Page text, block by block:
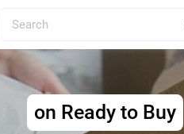
on Ready to Buy